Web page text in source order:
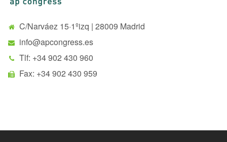
C/Narváez 15·1ºizq | 28009 Madrid
info@apcongress.es
Tlf: +34 902 430 960
Fax: +34 902 430 959